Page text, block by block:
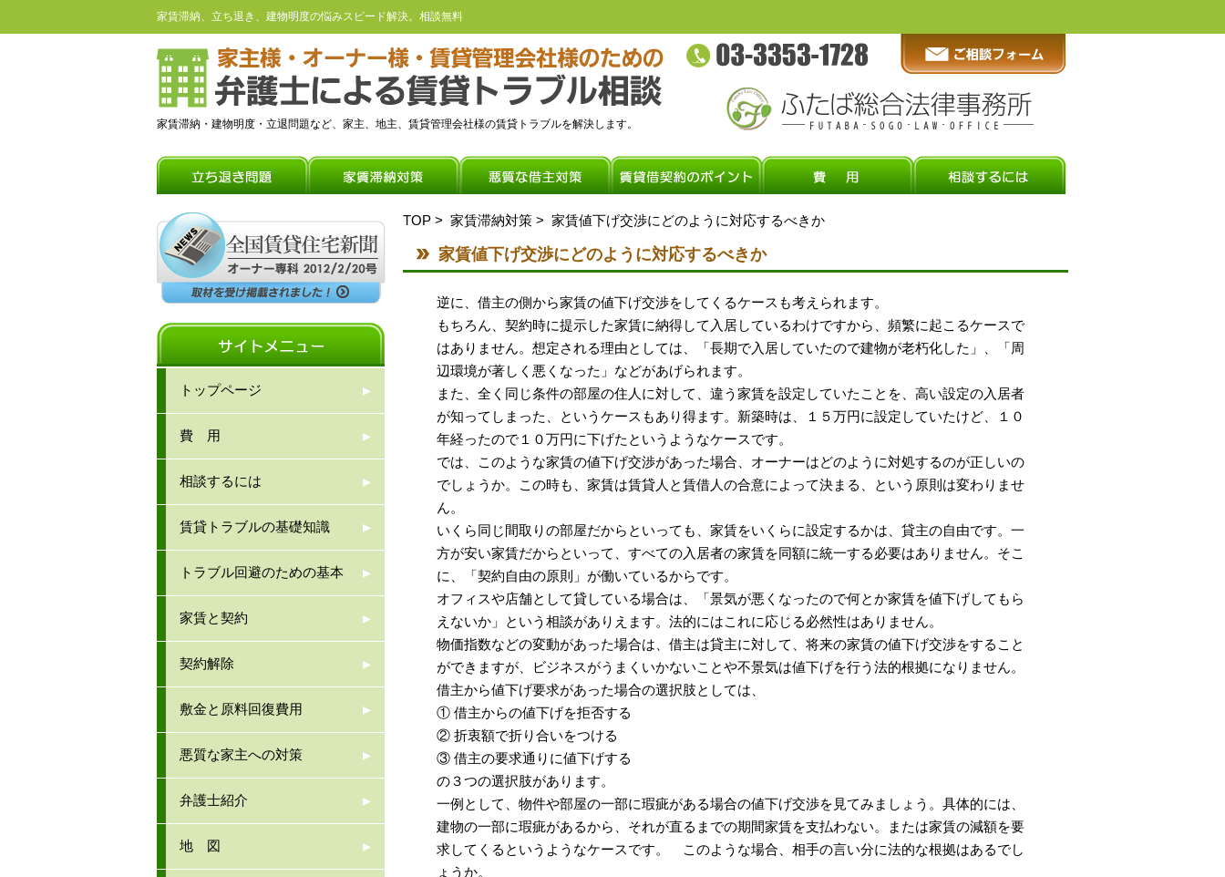
家賃滞納、立ち退き、建物明度の悩みスピード解決。相談無料
家賃滞納・建物明度・立退問題など、家主、地主、賃貸管理会社様の賃貸トラブルを解決します。
TOP > 家賃滞納対策 > 家賃値下げ交渉にどのように対応するべきか
家賃値下げ交渉にどのように対応するべきか
逆に、借主の側から家賃の値下げ交渉をしてくるケースも考えられます。
もちろん、契約時に提示した家賃に納得して入居しているわけですから、頻繁に起こるケースで
はありません。想定される理由としては、「長期で入居していたので建物が老朽化した」、「周
辺環境が著しく悪くなった」などがあげられます。
また、全く同じ条件の部屋の住人に対して、違う家賃を設定していたことを、高い設定の入居者
が知ってしまった、というケースもあり得ます。新築時は、１５万円に設定していたけど、１０
年経ったので１０万円に下げたというようなケースです。
では、このような家賃の値下げ交渉があった場合、オーナーはどのように対処するのが正しいの
でしょうか。この時も、家賃は賃貸人と賃借人の合意によって決まる、という原則は変わりませ
ん。
いくら同じ間取りの部屋だからといっても、家賃をいくらに設定するかは、貸主の自由です。一
方が安い家賃だからといって、すべての入居者の家賃を同額に統一する必要はありません。そこ
に、「契約自由の原則」が働いているからです。
オフィスや店舗として貸している場合は、「景気が悪くなったので何とか家賃を値下げしてもら
えないか」という相談がありえます。法的にはこれに応じる必然性はありません。
物価指数などの変動があった場合は、借主は貸主に対して、将来の家賃の値下げ交渉をすること
ができますが、ビジネスがうまくいかないことや不景気は値下げを行う法的根拠になりません。
借主から値下げ要求があった場合の選択肢としては、
① 借主からの値下げを拒否する
② 折衷額で折り合いをつける
③ 借主の要求通りに値下げする
の３つの選択肢があります。
一例として、物件や部屋の一部に瑕疵がある場合の値下げ交渉を見てみましょう。具体的には、
建物の一部に瑕疵があるから、それが直るまでの期間家賃を支払わない。または家賃の減額を要
求してくるというようなケースです。 このような場合、相手の言い分に法的な根拠はあるでし
ょうか。
トップページ
費 用
相談するには
賃貸トラブルの基礎知識
トラブル回避のための基本
家賃と契約
契約解除
敷金と原料回復費用
悪質な家主への対策
弁護士紹介
地 図